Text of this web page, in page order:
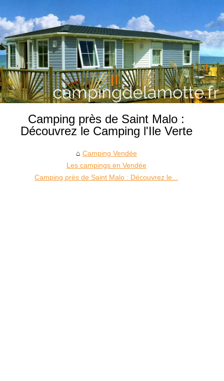
Camping près de Saint Malo :
Découvrez le Camping l'Ile Verte
Camping Vendée
Les campings en Vendée
Camping près de Saint Malo : Découvrez le...